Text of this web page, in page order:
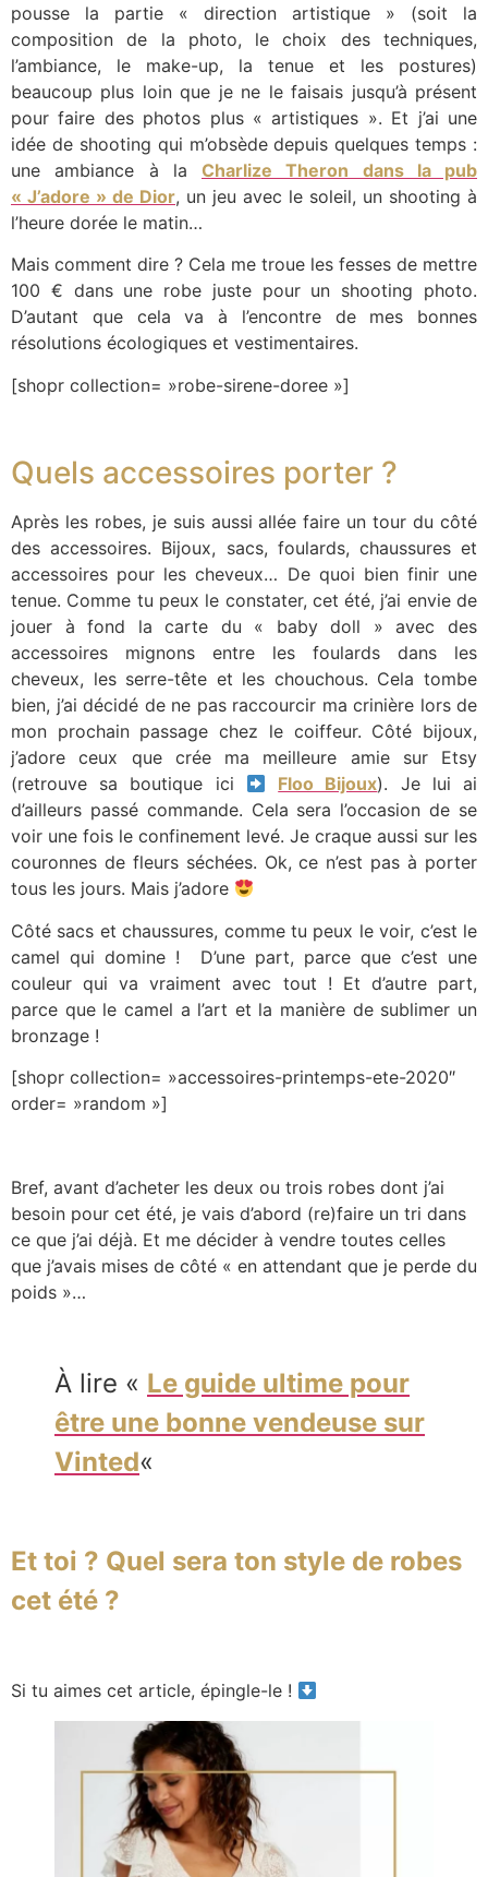
pousse la partie « direction artistique » (soit la
composition de la photo, le choix des techniques,
l’ambiance, le make-up, la tenue et les postures)
beaucoup plus loin que je ne le faisais jusqu’à présent
pour faire des photos plus « artistiques ». Et j’ai une
idée de shooting qui m’obsède depuis quelques temps :
une ambiance à la Charlize Theron dans la pub
« J’adore » de Dior, un jeu avec le soleil, un shooting à
l’heure dorée le matin…
Mais comment dire ? Cela me troue les fesses de mettre
100 € dans une robe juste pour un shooting photo.
D’autant que cela va à l’encontre de mes bonnes
résolutions écologiques et vestimentaires.
[shopr collection= »robe-sirene-doree »]
Quels accessoires porter ?
Après les robes, je suis aussi allée faire un tour du côté
des accessoires. Bijoux, sacs, foulards, chaussures et
accessoires pour les cheveux… De quoi bien finir une
tenue. Comme tu peux le constater, cet été, j’ai envie de
jouer à fond la carte du « baby doll » avec des
accessoires mignons entre les foulards dans les
cheveux, les serre-tête et les chouchous. Cela tombe
bien, j’ai décidé de ne pas raccourcir ma crinière lors de
mon prochain passage chez le coiffeur. Côté bijoux,
j’adore ceux que crée ma meilleure amie sur Etsy
(retrouve sa boutique ici
Floo Bijoux). Je lui ai
d’ailleurs passé commande. Cela sera l’occasion de se
voir une fois le confinement levé. Je craque aussi sur les
couronnes de fleurs séchées. Ok, ce n’est pas à porter
tous les jours. Mais j’adore
Côté sacs et chaussures, comme tu peux le voir, c’est le
camel qui domine ! D’une part, parce que c’est une
couleur qui va vraiment avec tout ! Et d’autre part,
parce que le camel a l’art et la manière de sublimer un
bronzage !
[shopr collection= »accessoires-printemps-ete-2020″
order= »random »]
Bref, avant d’acheter les deux ou trois robes dont j’ai
besoin pour cet été, je vais d’abord (re)faire un tri dans
ce que j’ai déjà. Et me décider à vendre toutes celles
que j’avais mises de côté « en attendant que je perde du
poids »…
À lire « Le guide ultime pour
être une bonne vendeuse sur
Vinted«
Et toi ? Quel sera ton style de robes
cet été ?
Si tu aimes cet article, épingle-le !